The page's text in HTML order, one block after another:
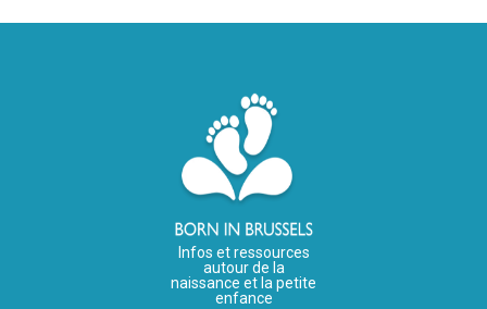
Infos et ressources
autour de la
naissance et la petite
enfance